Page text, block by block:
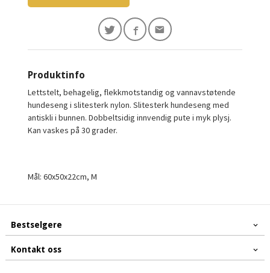
Produktinfo
Lettstelt, behagelig, flekkmotstandig og vannavstøtende
hundeseng i slitesterk nylon. Slitesterk hundeseng med
antiskli i bunnen. Dobbeltsidig innvendig pute i myk plysj.
Kan vaskes på 30 grader.
Mål: 60x50x22cm, M
Bestselgere
Kontakt oss